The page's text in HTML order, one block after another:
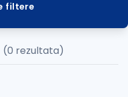
filtere
(0 rezultata)